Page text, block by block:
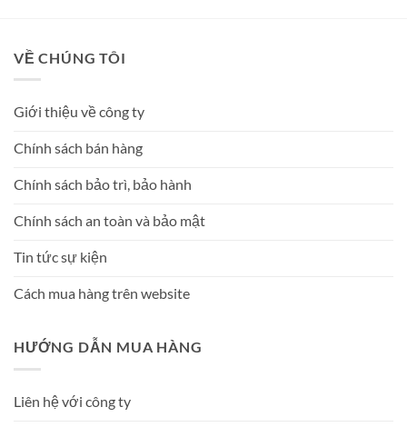
VỀ CHÚNG TÔI
Giới thiệu về công ty
Chính sách bán hàng
Chính sách bảo trì, bảo hành
Chính sách an toàn và bảo mật
Tin tức sự kiện
Cách mua hàng trên website
HƯỚNG DẪN MUA HÀNG
Liên hệ với công ty